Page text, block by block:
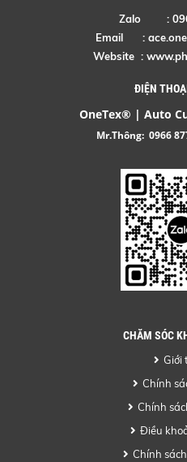
Zalo :
Email :
Website :
ĐIỆN
OneTex® | Auto
Mr.Thông: 0966
CHĂM SÓC
Giới
Chính
Chính
Điều
Chính